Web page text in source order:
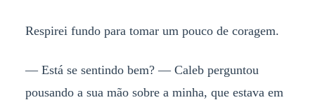
Respirei fundo para tomar um pouco de coragem.
— Está se sentindo bem? — Caleb perguntou
pousando a sua mão sobre a minha, que estava em